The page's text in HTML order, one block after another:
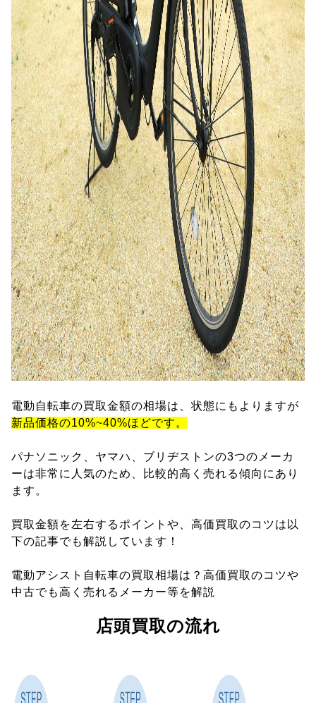
電動自転車の買取金額の相場は、状態にもよりますが
新品価格の10%~40%ほどです。
パナソニック、ヤマハ、ブリヂストンの3つのメーカ
ーは非常に人気のため、比較的高く売れる傾向にあり
ます。
買取金額を左右するポイントや、高価買取のコツは以
下の記事でも解説しています！
電動アシスト自転車の買取相場は？高価買取のコツや
中古でも高く売れるメーカー等を解説
店頭買取の流れ